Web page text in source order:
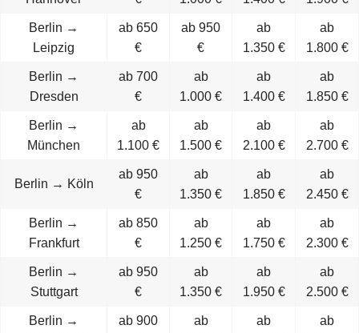
Berlin →
Leipzig
ab 650
€
ab 950
€
ab
1.350 €
ab
1.800 €
Berlin →
Dresden
ab 700
€
ab
1.000 €
ab
1.400 €
ab
1.850 €
Berlin →
München
ab
1.100 €
ab
1.500 €
ab
2.100 €
ab
2.700 €
Berlin → Köln
ab 950
€
ab
1.350 €
ab
1.850 €
ab
2.450 €
Berlin →
Frankfurt
ab 850
€
ab
1.250 €
ab
1.750 €
ab
2.300 €
Berlin →
Stuttgart
ab 950
€
ab
1.350 €
ab
1.950 €
ab
2.500 €
Berlin →
ab 900
ab
ab
ab